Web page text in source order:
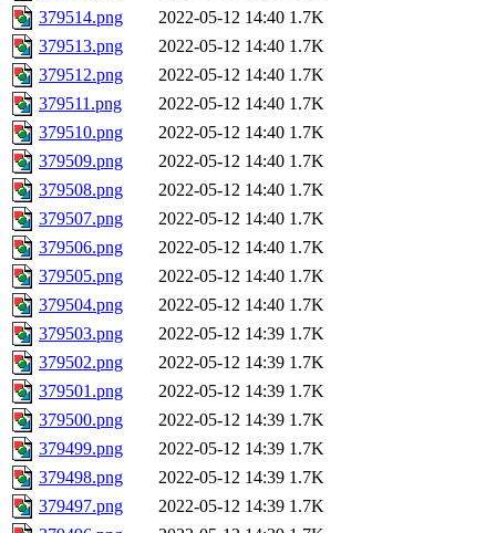
379514.png
2022-05-12 14:40 1.7K
379513.png
2022-05-12 14:40 1.7K
379512.png
2022-05-12 14:40 1.7K
379511.png
2022-05-12 14:40 1.7K
379510.png
2022-05-12 14:40 1.7K
379509.png
2022-05-12 14:40 1.7K
379508.png
2022-05-12 14:40 1.7K
379507.png
2022-05-12 14:40 1.7K
379506.png
2022-05-12 14:40 1.7K
379505.png
2022-05-12 14:40 1.7K
379504.png
2022-05-12 14:40 1.7K
379503.png
2022-05-12 14:39 1.7K
379502.png
2022-05-12 14:39 1.7K
379501.png
2022-05-12 14:39 1.7K
379500.png
2022-05-12 14:39 1.7K
379499.png
2022-05-12 14:39 1.7K
379498.png
2022-05-12 14:39 1.7K
379497.png
2022-05-12 14:39 1.7K